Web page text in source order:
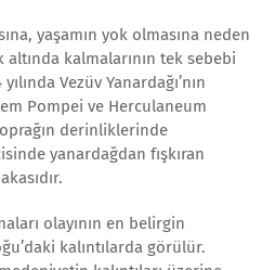
yaşamın yok olmasına neden
kalmalarının tek sebebi
Vezüv Yanardağı’nın
Pompei ve Herculaneum
derinliklerinde
yanardağdan fışkıran
olayının en belirgin
kalıntılarda görülür.